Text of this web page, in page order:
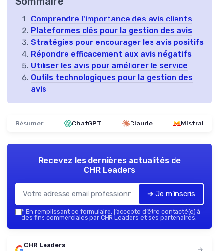
Comprendre l'importance des avis clients
Plateformes clés pour la gestion des avis
Stratégies pour encourager les avis positifs
Répondre efficacement aux avis négatifs
Utiliser les avis pour améliorer le service
Outils technologiques pour la gestion des
avis
Résumer ChatGPT Claude Mistral
Recevez les dernières actualités de
CHR Leaders
➔ Je m'inscris
* En remplissant ce formulaire, j’accepte d’être contacté(e) à
des fins commerciales par CHR Leaders et ses partenaires.
CHR Leaders